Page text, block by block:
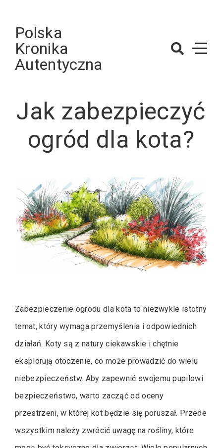
contentPolska
Kronika
Autentyczna
Jak zabezpieczyć
ogród dla kota?
Zabezpieczenie ogrodu dla kota to niezwykle istotny
temat, który wymaga przemyślenia i odpowiednich
działań. Koty są z natury ciekawskie i chętnie
eksplorują otoczenie, co może prowadzić do wielu
niebezpieczeństw. Aby zapewnić swojemu pupilowi
bezpieczeństwo, warto zacząć od oceny
przestrzeni, w której kot będzie się poruszał. Przede
wszystkim należy zwrócić uwagę na rośliny, które